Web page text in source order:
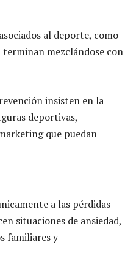
al deporte, como
mezclándose con
insisten en la
deportivas,
que puedan
a las pérdidas
situaciones de ansiedad,
familiares y